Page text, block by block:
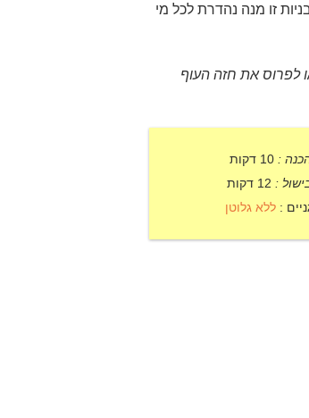
זו מנה נהדרת לכל מי
לפרוס את חזה העוף
: 10 דקות
: 12 דקות
: ללא גלוטן